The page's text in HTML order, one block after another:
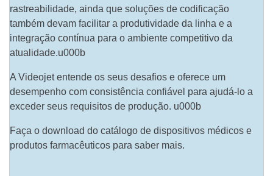
rastreabilidade, ainda que soluções de codificação
também devam facilitar a produtividade da linha e a
integração contínua para o ambiente competitivo da
atualidade.u000b
A Videojet entende os seus desafios e oferece um
desempenho com consistência confiável para ajudá-lo a
exceder seus requisitos de produção. u000b
Faça o download do catálogo de dispositivos médicos e
produtos farmacêuticos para saber mais.